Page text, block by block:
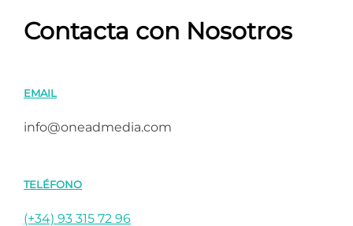
Contacta con Nosotros
EMAIL
info@oneadmedia.com
TELÉFONO
(+34) 93 315 72 96